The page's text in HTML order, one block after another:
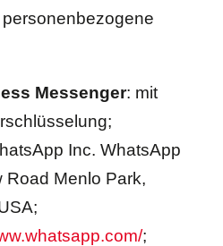
Messenger: mit
Inc. WhatsApp
Road Menlo Park,
;